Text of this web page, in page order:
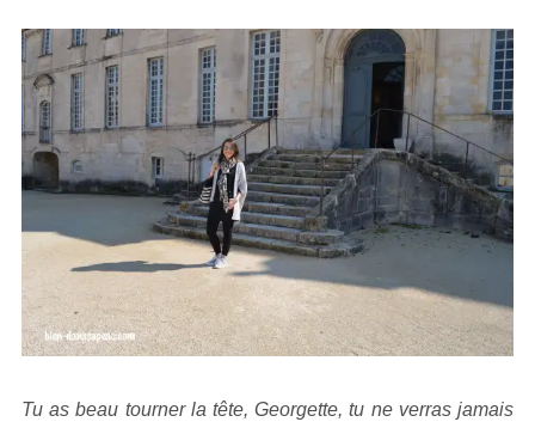
Tu as beau tourner la tête, Georgette, tu ne verras jamais